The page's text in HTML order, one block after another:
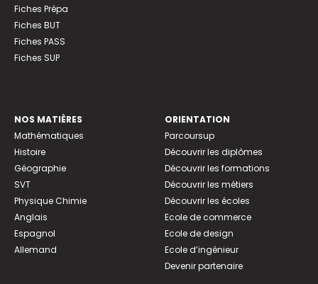
Fiches Prépa
Fiches BUT
Fiches PASS
Fiches SUP
NOS MATIÈRES
Mathématiques
Histoire
Géographie
SVT
Physique Chimie
Anglais
Espagnol
Allemand
ORIENTATION
Parcoursup
Découvrir les diplômes
Découvrir les formations
Découvrir les métiers
Découvrir les écoles
Ecole de commerce
Ecole de design
Ecole d’ingénieur
Devenir partenaire